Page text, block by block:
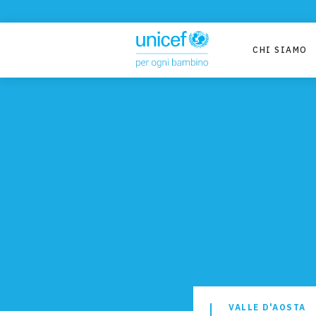
CHI SIAMO
VALLE D'AOSTA